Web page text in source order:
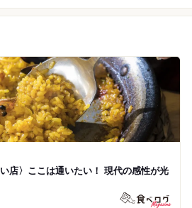
店〉ここは通いたい！ 現代の感性が光